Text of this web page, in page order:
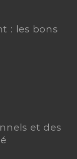
: les bons
et des